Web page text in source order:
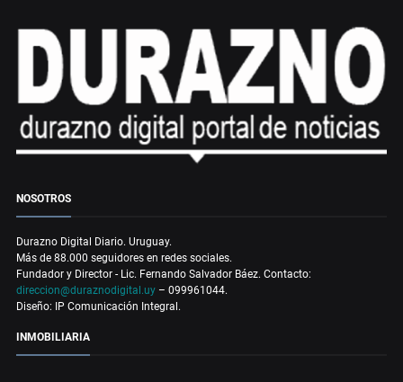
NOSOTROS
Durazno Digital Diario. Uruguay.
Más de 88.000 seguidores en redes sociales.
Fundador y Director - Lic. Fernando Salvador Báez. Contacto:
direccion@duraznodigital.uy – 099961044.
Diseño: IP Comunicación Integral.
INMOBILIARIA